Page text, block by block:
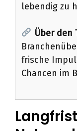
lebendig zu
Über den
frische
Chancen im